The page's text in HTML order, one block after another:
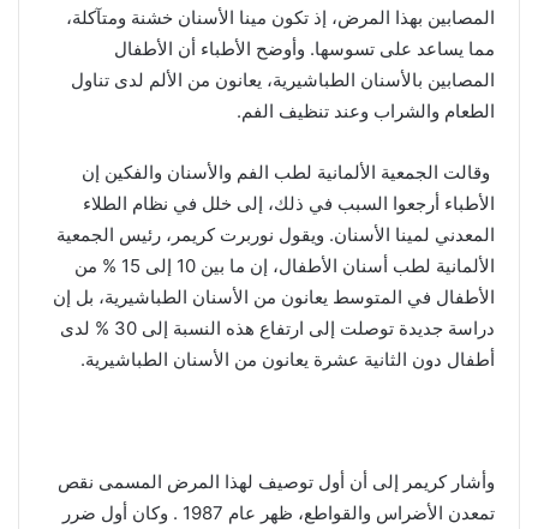
المصابين بهذا المرض، إذ تكون مينا الأسنان خشنة ومتآكلة،
مما يساعد على تسوسها. وأوضح الأطباء أن الأطفال
المصابين بالأسنان الطباشيرية، يعانون من الألم لدى تناول
الطعام والشراب وعند تنظيف الفم.
وقالت الجمعية الألمانية لطب الفم والأسنان والفكين إن
الأطباء أرجعوا السبب في ذلك، إلى خلل في نظام الطلاء
المعدني لمينا الأسنان. ويقول نوربرت كريمر، رئيس الجمعية
الألمانية لطب أسنان الأطفال، إن ما بين 10 إلى 15 % من
الأطفال في المتوسط يعانون من الأسنان الطباشيرية، بل إن
دراسة جديدة توصلت إلى ارتفاع هذه النسبة إلى 30 % لدى
أطفال دون الثانية عشرة يعانون من الأسنان الطباشيرية.
وأشار كريمر إلى أن أول توصيف لهذا المرض المسمى نقص
تمعدن الأضراس والقواطع، ظهر عام 1987 . وكان أول ضرر